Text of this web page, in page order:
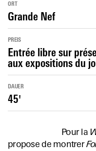
ORT
Grande Nef
PREIS
Entrée libre sur
aux expositions du
DAUER
45'
Pour la
propose de montrer